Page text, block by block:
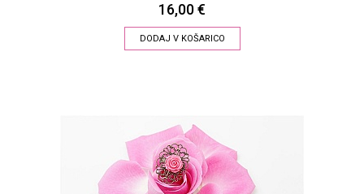
16,00 €
DODAJ V KOŠARICO